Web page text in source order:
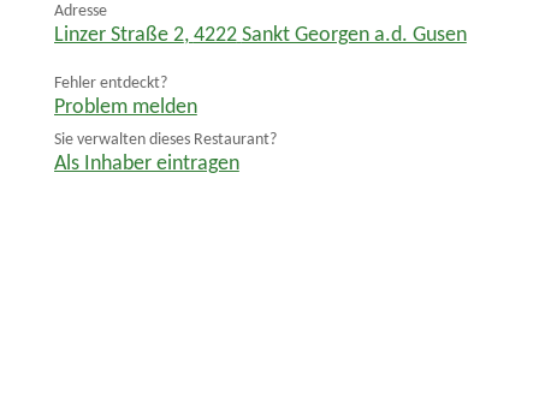
Adresse
Linzer Straße 2, 4222 Sankt Georgen a.d. Gusen
Fehler entdeckt?
Problem melden
Sie verwalten dieses Restaurant?
Als Inhaber eintragen